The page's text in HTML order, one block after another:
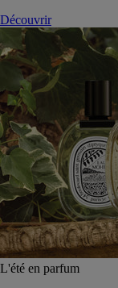
Découvrir
L'été en parfum